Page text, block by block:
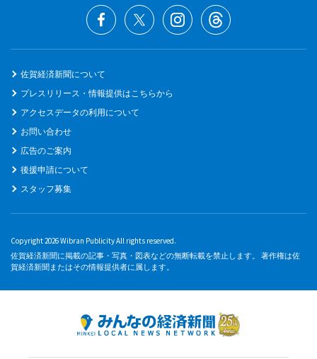
佐賀経済新聞について
プレスリリース・情報提供はこちらから
アクセスデータの利用について
お問い合わせ
広告のご案内
後援申請について
スタッフ募集
Copyright 2026 Wibran Publicity All rights reserved.
佐賀経済新聞に掲載の記事・写真・図表などの無断転載を禁止します。 著作権は佐
賀経済新聞またはその情報提供者に属します。